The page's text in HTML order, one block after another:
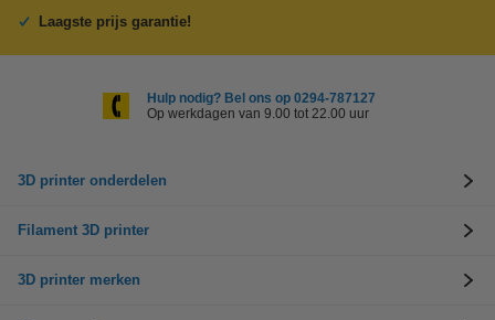
Laagste prijs garantie!
Hulp nodig? Bel ons op 0294-787127
Op werkdagen van 9.00 tot 22.00 uur
3D printer onderdelen
Filament 3D printer
3D printer merken